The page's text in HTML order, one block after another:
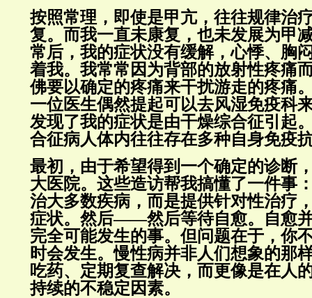
按照常理，即使是甲亢，往往规律治
复。而我一直未康复，也未发展为甲
常后，我的症状没有缓解，心悸、胸
着我。我常常因为背部的放射性疼痛
佛要以确定的疼痛来干扰游走的疼痛
一位医生偶然提起可以去风湿免疫科
发现了我的症状是由干燥综合征引起
合征病人体内往往存在多种自身免疫
最初，由于希望得到一个确定的诊断
大医院。这些造访帮我搞懂了一件事
治大多数疾病，而是提供针对性治疗
症状。然后——然后等待自愈。自愈
完全可能发生的事。但问题在于，你
时会发生。慢性病并非人们想象的那
吃药、定期复查解决，而更像是在人
持续的不稳定因素。